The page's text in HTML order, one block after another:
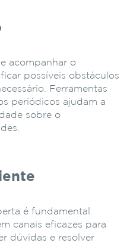
acompanhar o
possíveis obstáculos
Ferramentas
periódicos ajudam a
sobre o
é fundamental.
canais eficazes para
dúvidas e resolver